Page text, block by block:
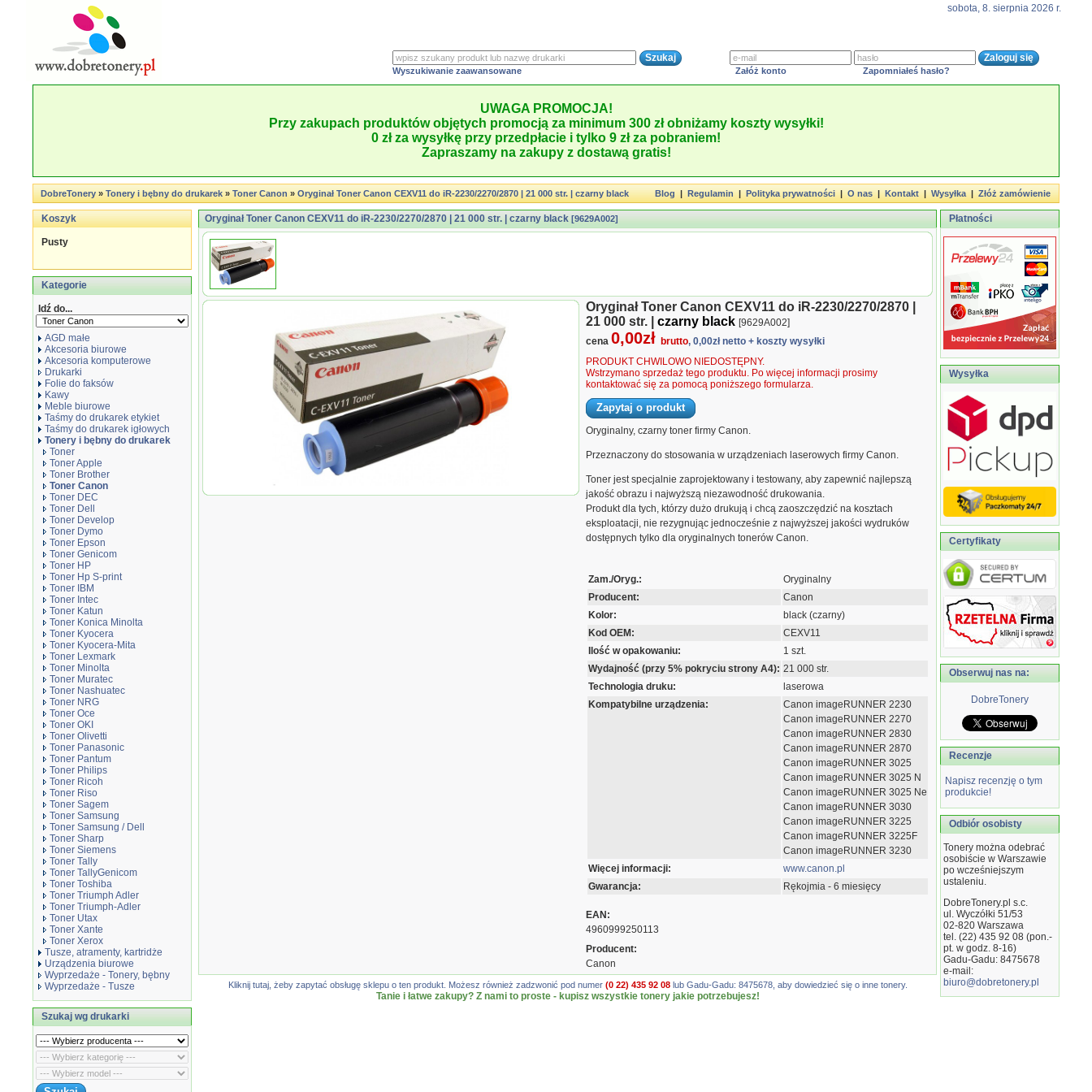
sobota, 8. sierpnia 2026 r.
Wyszukiwanie zaawansowane Załóż konto Zapomniałeś hasło?
UWAGA PROMOCJA!
Przy zakupach produktów objętych promocją za minimum 300 zł obniżamy koszty wysyłki!
0 zł za wysyłkę przy przedpłacie i tylko 9 zł za pobraniem!
Zapraszamy na zakupy z dostawą gratis!
DobreTonery»Tonery i bębny do drukarek»Toner Canon»Oryginał Toner Canon CEXV11 do iR-2230/2270/2870 | 21 000 str. | czarny black Blog|Regulamin|Polityka prywatności|O nas|Kontakt|Wysyłka|Złóż zamówienie
Koszyk
Pusty
Kategorie
Idź do...
AGD małe
Akcesoria biurowe
Akcesoria komputerowe
Drukarki
Folie do faksów
Kawy
Meble biurowe
Taśmy do drukarek etykiet
Taśmy do drukarek igłowych
Tonery i bębny do drukarek
Toner
Toner Apple
Toner Brother
Toner Canon
Toner DEC
Toner Dell
Toner Develop
Toner Dymo
Toner Epson
Toner Genicom
Toner HP
Toner Hp S-print
Toner IBM
Toner Intec
Toner Katun
Toner Konica Minolta
Toner Kyocera
Toner Kyocera-Mita
Toner Lexmark
Toner Minolta
Toner Muratec
Toner Nashuatec
Toner NRG
Toner Oce
Toner OKI
Toner Olivetti
Toner Panasonic
Toner Pantum
Toner Philips
Toner Ricoh
Toner Riso
Toner Sagem
Toner Samsung
Toner Samsung / Dell
Toner Sharp
Toner Siemens
Toner Tally
Toner TallyGenicom
Toner Toshiba
Toner Triumph Adler
Toner Triumph-Adler
Toner Utax
Toner Xante
Toner Xerox
Tusze, atramenty, kartridże
Urządzenia biurowe
Wyprzedaże - Tonery, bębny
Wyprzedaże - Tusze
Szukaj wg drukarki
Oryginał Toner Canon CEXV11 do iR-2230/2270/2870 | 21 000 str. | czarny black [9629A002]
Oryginał Toner Canon CEXV11 do iR-
Oryginał Toner Canon CEXV11 do iR-2230/2270/2870 |
21 000 str. | czarny black [9629A002]
cena 0,00zł brutto, 0,00zł netto + koszty wysyłki
PRODUKT CHWILOWO NIEDOSTĘPNY.
Wstrzymano sprzedaż tego produktu. Po więcej informacji prosimy
kontaktować się za pomocą poniższego formularza.
Zapytaj o produkt
Oryginalny, czarny toner firmy Canon.
Przeznaczony do stosowania w urządzeniach laserowych firmy Canon.
Toner jest specjalnie zaprojektowany i testowany, aby zapewnić najlepszą
jakość obrazu i najwyższą niezawodność drukowania.
Produkt dla tych, którzy dużo drukują i chcą zaoszczędzić na kosztach
eksploatacji, nie rezygnując jednocześnie z najwyższej jakości wydruków
dostępnych tylko dla oryginalnych tonerów Canon.
Zam./Oryg.:
Oryginalny
Producent:
Canon
Kolor:
black (czarny)
Kod OEM:
CEXV11
Ilość w opakowaniu:
1 szt.
Wydajność (przy 5% pokryciu strony A4): 21 000 str.
Technologia druku:
laserowa
Kompatybilne urządzenia:
Canon imageRUNNER 2230
Canon imageRUNNER 2270
Canon imageRUNNER 2830
Canon imageRUNNER 2870
Canon imageRUNNER 3025
Canon imageRUNNER 3025 N
Canon imageRUNNER 3025 Ne
Canon imageRUNNER 3030
Canon imageRUNNER 3225
Canon imageRUNNER 3225F
Canon imageRUNNER 3230
Więcej informacji:
www.canon.pl
Gwarancja:
Rękojmia - 6 miesięcy
EAN:
4960999250113
Producent:
Canon
Kliknij tutaj, żeby zapytać obsługę sklepu o ten produkt. Możesz również zadzwonić pod numer (0 22) 435 92 08lub Gadu-Gadu: 8475678, aby dowiedzieć się o inne tonery.
Tanie i łatwe zakupy? Z nami to proste - kupisz wszystkie tonery jakie potrzebujesz!
Płatności
Wysyłka
Certyfikaty
Obserwuj nas na:
DobreTonery
Recenzje
Napisz recenzję o tym
produkcie!
Odbiór osobisty
Tonery można odebrać
osobiście w Warszawie
po wcześniejszym
ustaleniu.
DobreTonery.pl s.c.
ul. Wyczółki 51/53
02-820 Warszawa
tel. (22) 435 92 08 (pon.-
pt. w godz. 8-16)
Gadu-Gadu: 8475678
e-mail:
biuro@dobretonery.pl